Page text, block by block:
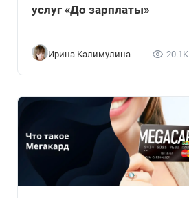
услуг «До зарплаты»
Ирина Калимулина 20.1K